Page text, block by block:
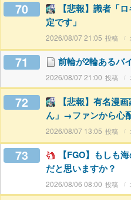
70
【悲報】識者「
定です」
2026/08/07 21:05
71 前輪が2輪あるバ
2026/08/07 21:00
72
【悲報】有名漫
ん」→ファンから心
2026/08/07 13:05
73
【FGO】もしも
だと思いますか？
2026/08/06 08:00